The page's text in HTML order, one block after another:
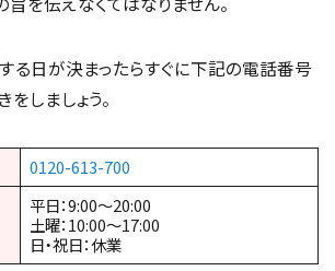
る日が決まったらすぐに下記の電話番号
しましょう。
0120-613-700
平日：9:00～20:00
土曜：10:00～17:00
日・祝日：休業